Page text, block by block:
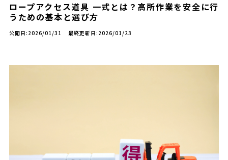
ロープアクセス道具 一式とは？高所作業を安全に行
うための基本と選び方
公開日:2026/01/31 最終更新日:2026/01/23